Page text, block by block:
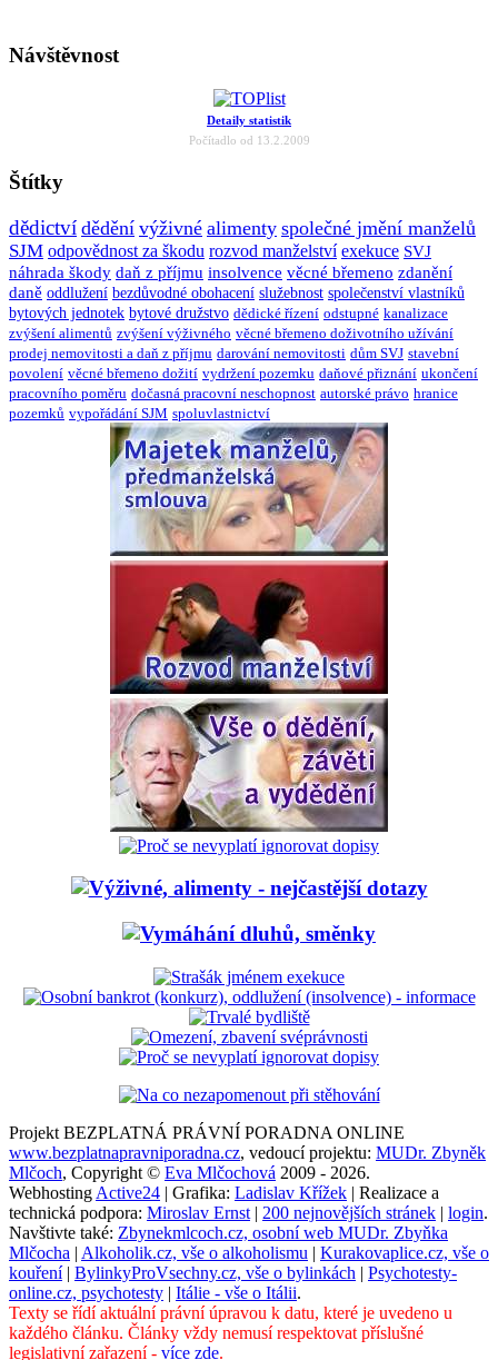
Návštěvnost
Detaily statistik
Počítadlo od 13.2.2009
Štítky
dědictví dědění výživné alimenty společné jmění manželů
SJM odpovědnost za škodu rozvod manželství exekuce SVJ
náhrada škody daň z příjmu insolvence věcné břemeno zdanění
daně oddlužení bezdůvodné obohacení služebnost společenství vlastníků
bytových jednotek bytové družstvo dědické řízení odstupné kanalizace
zvýšení alimentů zvýšení výživného věcné břemeno doživotního užívání
prodej nemovitosti a daň z příjmu darování nemovitosti dům SVJ stavební
povolení věcné břemeno dožití vydržení pozemku daňové přiznání ukončení
pracovního poměru dočasná pracovní neschopnost autorské právo hranice
pozemků vypořádání SJM spoluvlastnictví
Projekt BEZPLATNÁ PRÁVNÍ PORADNA ONLINE
www.bezplatnapravniporadna.cz, vedoucí projektu: MUDr. Zbyněk
Mlčoch, Copyright © Eva Mlčochová 2009 - 2026.
Webhosting Active24 | Grafika: Ladislav Křížek | Realizace a
technická podpora: Miroslav Ernst | 200 nejnovějších stránek | login.
Navštivte také: Zbynekmlcoch.cz, osobní web MUDr. Zbyňka
Mlčocha | Alkoholik.cz, vše o alkoholismu | Kurakovaplice.cz, vše o
kouření| BylinkyProVsechny.cz, vše o bylinkách | Psychotesty-
online.cz, psychotesty | Itálie - vše o Itálii.
Texty se řídí aktuální právní úpravou k datu, které je uvedeno u
každého článku. Články vždy nemusí respektovat příslušné
legislativní zařazení - více zde.